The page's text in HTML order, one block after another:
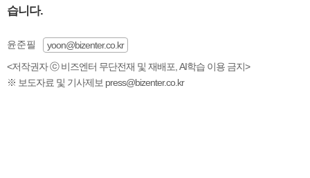
습니다.
윤준필
yoon@bizenter.co.kr
<저작권자 ⓒ 비즈엔터 무단전재 및 재배포, AI학습 이용 금지>
※ 보도자료 및 기사제보 press@bizenter.co.kr